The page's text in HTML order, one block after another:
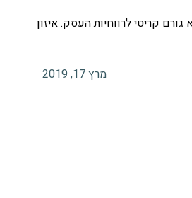
קריטי לרווחיות העסק. איזון